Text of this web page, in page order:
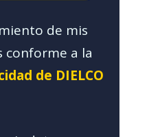
de mis
conforme a la
de DIELCO